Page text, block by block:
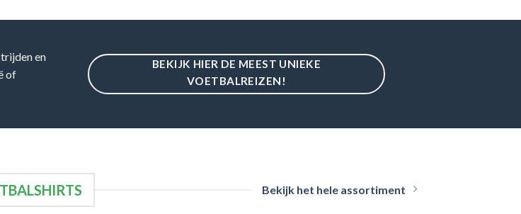
en
of
BEKIJK HIER DE MEEST UNIEKE
VOETBALREIZEN!
Bekijk het hele assortiment